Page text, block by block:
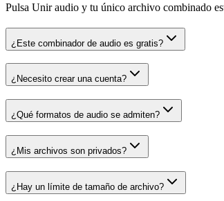
Pulsa Unir audio y tu único archivo combinado
¿Este combinador de audio es gratis?
¿Necesito crear una cuenta?
¿Qué formatos de audio se admiten?
¿Mis archivos son privados?
¿Hay un límite de tamaño de archivo?